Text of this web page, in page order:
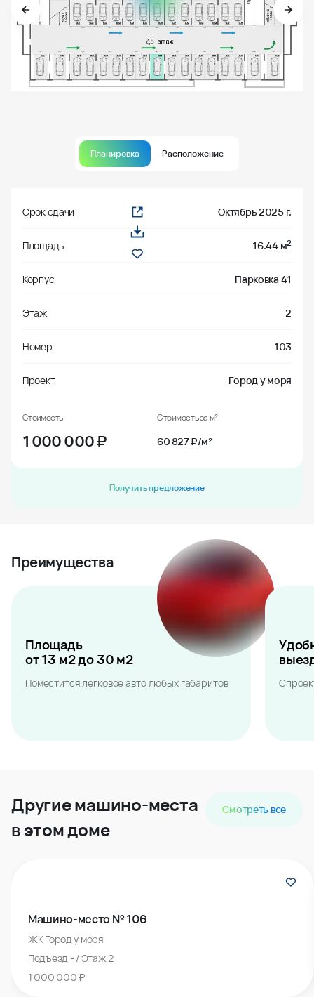
Планировка Расположение
Срок сдачи Октябрь 2025 г.
Площадь 16.44 м2
Корпус Парковка 41
Этаж 2
Номер 103
Проект Город у моря
Стоимость
1 000 000₽
Стоимость за м²
60 827 ₽/м²
Получить предложение
Преимущества
Площадь
от 13 м2 до 30 м2
Поместится легковое авто любых габаритов
Другие машино-места
в этом доме
Смотреть все
Машино-место № 106
ЖК Город у моря
Подъезд - / Этаж 2
1 000 000 ₽